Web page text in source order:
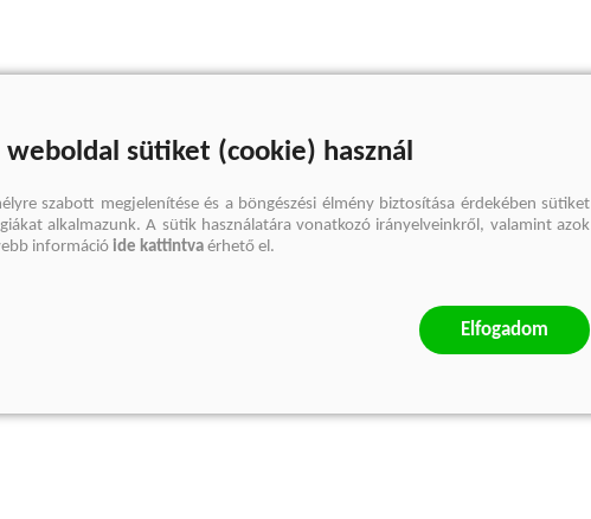
weboldal sütiket (cookie) használ
szabott megjelenítése és a böngészési élmény biztosítása érdekében sütiket
alkalmazunk. A sütik használatára vonatkozó irányelveinkről, valamint azok
információ ide kattintva érhető el.
Elfogadom